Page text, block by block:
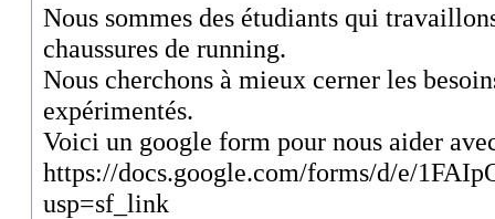
Nous sommes des étudiants qui
chaussures de running.
Nous cherchons à mieux cerner les
expérimentés.
Voici un google form pour nous aider
https://docs.google.com/forms/d/e/
usp=sf_link